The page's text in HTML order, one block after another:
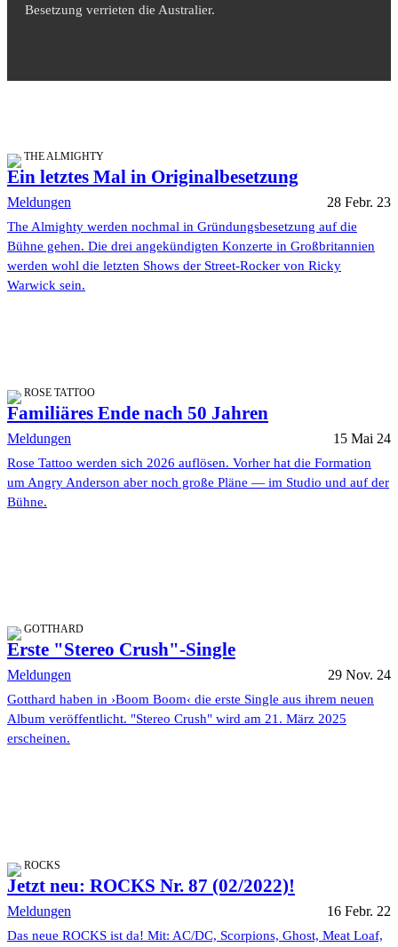
Besetzung verrieten die Australier.
THE ALMIGHTY
Ein letztes Mal in Originalbesetzung
Meldungen 28 Febr. 23
The Almighty werden nochmal in Gründungsbesetzung auf die
Bühne gehen. Die drei angekündigten Konzerte in Großbritannien
werden wohl die letzten Shows der Street-Rocker von Ricky
Warwick sein.
ROSE TATTOO
Familiäres Ende nach 50 Jahren
Meldungen 15 Mai 24
Rose Tattoo werden sich 2026 auflösen. Vorher hat die Formation
um Angry Anderson aber noch große Pläne — im Studio und auf der
Bühne.
GOTTHARD
Erste "Stereo Crush"-Single
Meldungen 29 Nov. 24
Gotthard haben in ›Boom Boom‹ die erste Single aus ihrem neuen
Album veröffentlicht. "Stereo Crush" wird am 21. März 2025
erscheinen.
ROCKS
Jetzt neu: ROCKS Nr. 87 (02/2022)!
Meldungen 16 Febr. 22
Das neue ROCKS ist da! Mit: AC/DC, Scorpions, Ghost, Meat Loaf,